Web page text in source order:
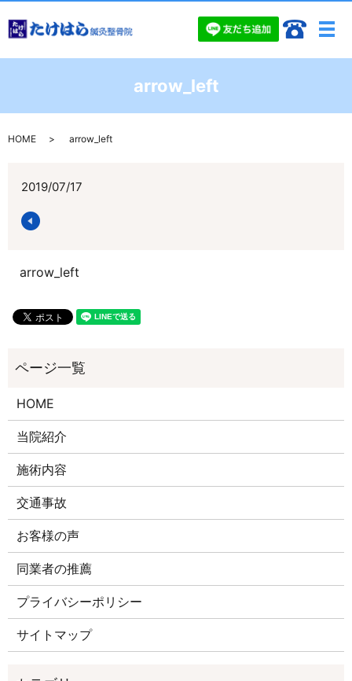
メ
arrow_left
HOME arrow_left
2019/07/17
arrow_left
HOME
当院紹介
施術内容
交通事故
お客様の声
同業者の推薦
プライバシーポリシー
サイトマップ